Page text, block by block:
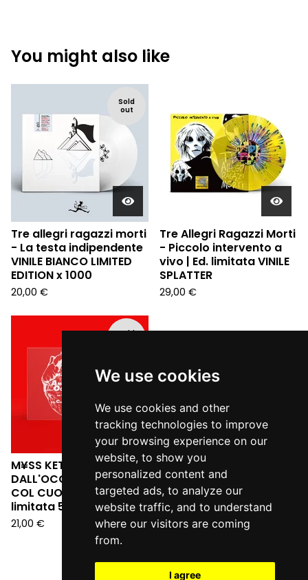
We use cookies
We use cookies and other
tracking technologies to improve
your browsing experience on our
website, to show you
personalized content and
targeted ads, to analyze our
website traffic, and to understand
where our visitors are coming
from.
I agree
You might also like
Sold
out
Tre allegri ragazzi morti
- La testa indipendente
VINILE BIANCO LIMITED
EDITION x 1000
20,00 €
Tre Allegri Ragazzi Morti
- Piccolo intervento a
vivo | Ed. limitata VINILE
SPLATTER
29,00 €
Sold
M¥SS KETA - L'ANGELO
DALL'OCCHIALE DA SERA:
COL CUORE IN GOLA (Ed.
limitata 555 copie LP)
21,00 €